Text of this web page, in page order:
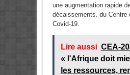
une augmentation rapide
décaissements. du Centre
Covid-19.
Lire aussi CEA-
« l'Afrique doit
les ressources,